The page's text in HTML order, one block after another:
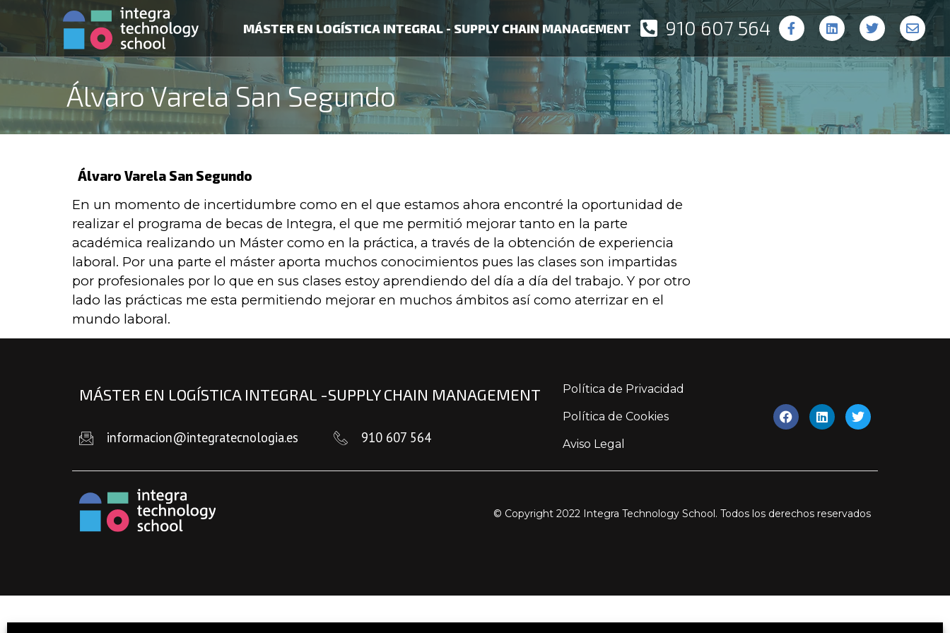
MÁSTER EN LOGÍSTICA INTEGRAL - SUPPLY CHAIN MANAGEMENT 910 607 564
Álvaro Varela San Segundo
Álvaro Varela San Segundo
En un momento de incertidumbre como en el que estamos ahora encontré la oportunidad de
realizar el programa de becas de Integra, el que me permitió mejorar tanto en la parte
académica realizando un Máster como en la práctica, a través de la obtención de experiencia
laboral. Por una parte el máster aporta muchos conocimientos pues las clases son impartidas
por profesionales por lo que en sus clases estoy aprendiendo del día a día del trabajo. Y por otro
lado las prácticas me esta permitiendo mejorar en muchos ámbitos así como aterrizar en el
mundo laboral.
MÁSTER EN LOGÍSTICA INTEGRAL -SUPPLY CHAIN MANAGEMENT
informacion@integratecnologia.es 910 607 564
Política de Privacidad
Política de Cookies
Aviso Legal
© Copyright 2022 Integra Technology School. Todos los derechos reservados